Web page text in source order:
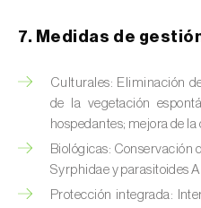
ficus)
Chinche marrón
halys )
Chinche roja (
Chinche verde (
7. Medidas de
Culturales: Eliminación
de la vegetación
hospedantes; mejora de
Biológicas: Conservación
Syrphidae y parasitoides
Protección integrada: